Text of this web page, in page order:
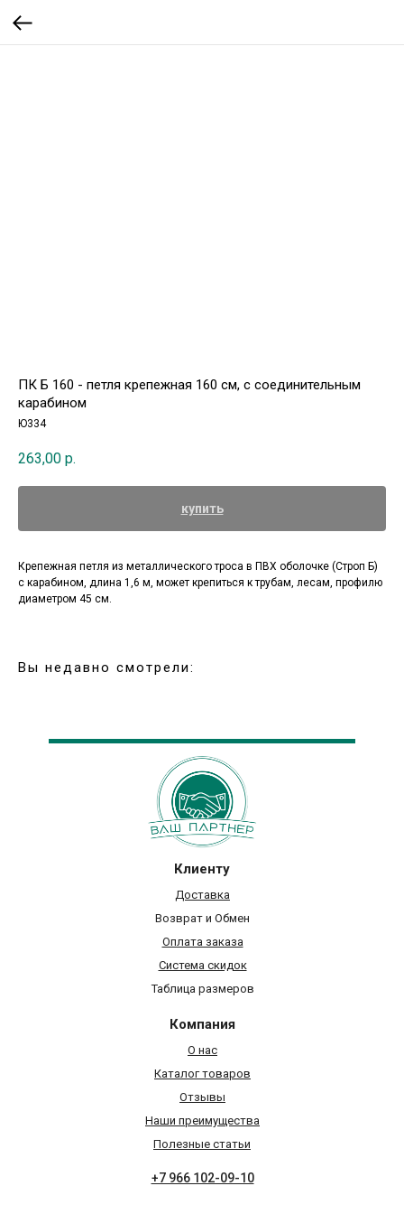
ПК Б 160 - петля крепежная 160 см, с соединительным
карабином
Ю334
263,00 р.
купить
Крепежная петля из металлического троса в ПВХ оболочке (Строп Б)
с карабином, длина 1,6 м, может крепиться к трубам, лесам, профилю
диаметром 45 см.
Вы недавно смотрели:
Доставка
Возврат и Обмен
Система скидок
Таблица размеров
Оплата заказа
Клиенту
О нас
Каталог товаров
Наши преимущества
Полезные статьи
Отзывы
Компания
+7 966 102-09-10